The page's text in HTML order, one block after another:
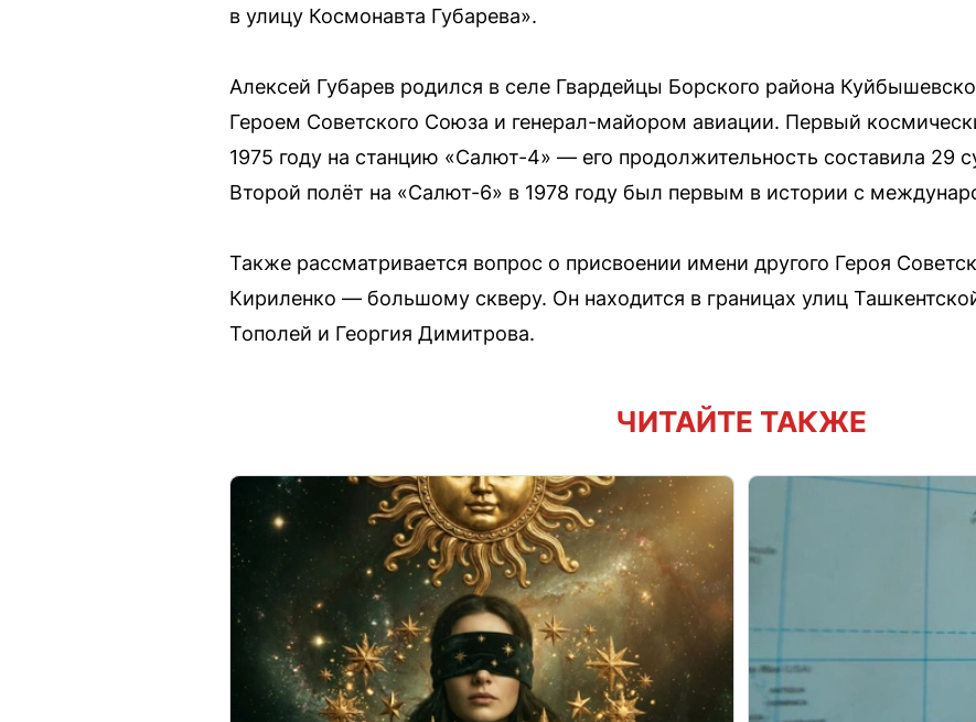
в улицу Космонавта Губарева».
Алексей Губарев родился в селе Гвардейцы Борского района
Героем Советского Союза и генерал-майором авиации. Первый
1975 году на станцию «Салют-4» — его продолжительность составила 29
Второй полёт на «Салют-6» в 1978 году был первым в истории с
Также рассматривается вопрос о присвоении имени другого Героя
Кириленко — большому скверу. Он находится в границах улиц
Тополей и Георгия Димитрова.
ЧИТАЙТЕ ТАКЖЕ